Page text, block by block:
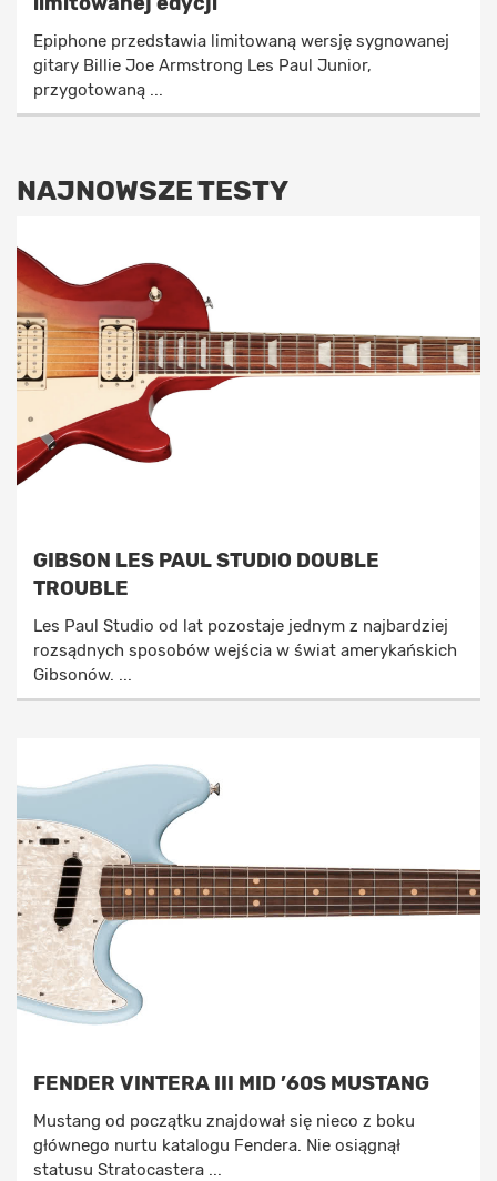
Epiphone przedstawia limitowaną wersję sygnowanej
gitary Billie Joe Armstrong Les Paul Junior,
przygotowaną ...
NAJNOWSZE TESTY
GIBSON LES PAUL STUDIO DOUBLE
TROUBLE
Les Paul Studio od lat pozostaje jednym z najbardziej
rozsądnych sposobów wejścia w świat amerykańskich
Gibsonów. ...
FENDER VINTERA III MID ’60S MUSTANG
Mustang od początku znajdował się nieco z boku
głównego nurtu katalogu Fendera. Nie osiągnął
statusu Stratocastera ...